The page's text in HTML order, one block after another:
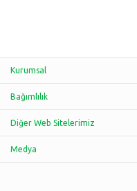
Kurumsal
Bağımlılık
Diğer Web Sitelerimiz
Medya